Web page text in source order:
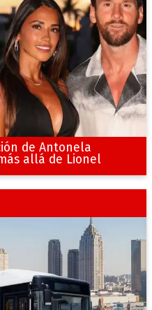
de Antonela
allá de Lionel